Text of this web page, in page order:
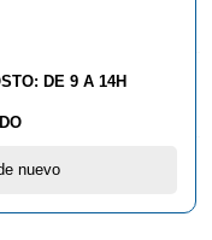
DE 9 A 14H
nuevo